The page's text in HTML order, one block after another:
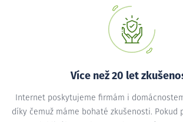
Více než 20 let
Internet poskytujeme firmám i
díky čemuž máme bohaté zkušenosti. Pokud